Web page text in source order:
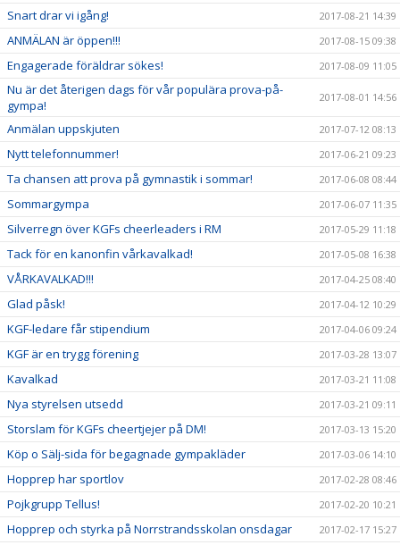
Snart drar vi igång! 2017-08-21 14:39
ANMÄLAN är öppen!!! 2017-08-15 09:38
Engagerade föräldrar sökes! 2017-08-09 11:05
Nu är det återigen dags för vår populära prova-på-
gympa!
2017-08-01 14:56
Anmälan uppskjuten 2017-07-12 08:13
Nytt telefonnummer! 2017-06-21 09:23
Ta chansen att prova på gymnastik i sommar! 2017-06-08 08:44
Sommargympa 2017-06-07 11:35
Silverregn över KGFs cheerleaders i RM 2017-05-29 11:18
Tack för en kanonfin vårkavalkad! 2017-05-08 16:38
VÅRKAVALKAD!!! 2017-04-25 08:40
Glad påsk! 2017-04-12 10:29
KGF-ledare får stipendium 2017-04-06 09:24
KGF är en trygg förening 2017-03-28 13:07
Kavalkad 2017-03-21 11:08
Nya styrelsen utsedd 2017-03-21 09:11
Storslam för KGFs cheertjejer på DM! 2017-03-13 15:20
Köp o Sälj-sida för begagnade gympakläder 2017-03-06 14:10
Hopprep har sportlov 2017-02-28 08:46
Pojkgrupp Tellus! 2017-02-20 10:21
Hopprep och styrka på Norrstrandsskolan onsdagar 2017-02-17 15:27